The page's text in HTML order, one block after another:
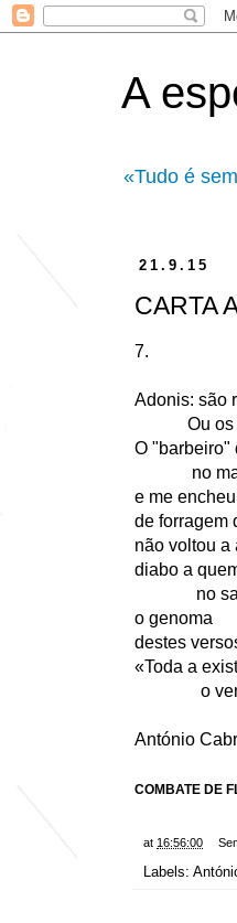
A
«Tudo é
21.9.15
CARTA
7.
Adonis: são
Ou os
O "barbeiro"
no
e me
de forragem
não voltou a
diabo a
no
o genoma
destes
«Toda a
o vento
António
COMBATE DE
at 16:56:00
Labels: